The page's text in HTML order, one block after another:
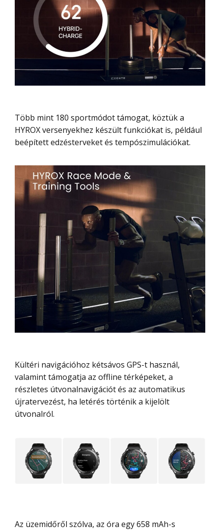
Több mint 180 sportmódot támogat, köztük a
HYROX versenyekhez készült funkciókat is, például
beépített edzésterveket és tempószimulációkat.
Kültéri navigációhoz kétsávos GPS-t használ,
valamint támogatja az offline térképeket, a
részletes útvonalnavigációt és az automatikus
újratervezést, ha letérés történik a kijelölt
útvonalról.
Az üzemidőről szólva, az óra egy 658 mAh-s